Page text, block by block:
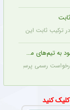
در ترکیب ثابت این تیم
مدعی + عکس
رسمی پرسپولیس،
کنید